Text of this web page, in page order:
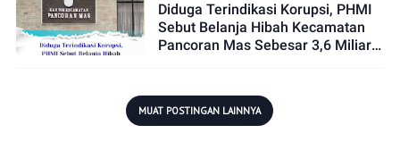
Diduga Terindikasi Korupsi, PHMI
Sebut Belanja Hibah Kecamatan
Pancoran Mas Sebesar 3,6 Miliar
MUAT POSTINGAN LAINNYA